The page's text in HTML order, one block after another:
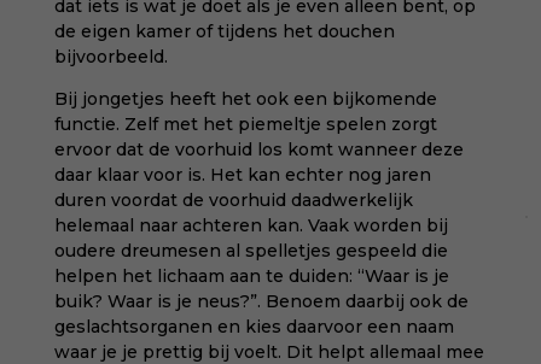
dat iets is wat je doet als je even alleen bent, op
de eigen kamer of tijdens het douchen
bijvoorbeeld.
Bij jongetjes heeft het ook een bijkomende
functie. Zelf met het piemeltje spelen zorgt
ervoor dat de voorhuid los komt wanneer deze
daar klaar voor is. Het kan echter nog jaren
duren voordat de voorhuid daadwerkelijk
helemaal naar achteren kan. Vaak worden bij
oudere dreumesen al spelletjes gespeeld die
helpen het lichaam aan te duiden: “Waar is je
buik? Waar is je neus?”. Benoem daarbij ook de
geslachtsorganen en kies daarvoor een naam
waar je je prettig bij voelt. Dit helpt allemaal mee